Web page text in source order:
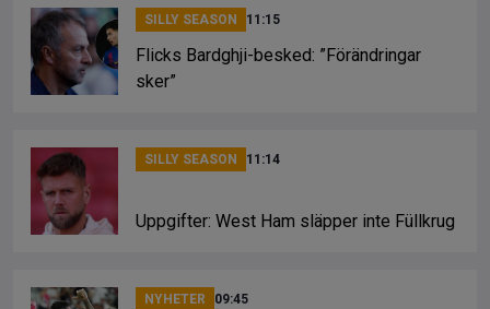
SILLY SEASON 11:15
Flicks Bardghji-besked: ”Förändringar
sker”
SILLY SEASON 11:14
Uppgifter: West Ham släpper inte Füllkrug
NYHETER 09:45